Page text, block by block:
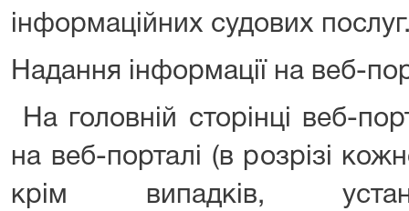
інформаційних судових
Надання інформації на веб-
На головній сторінці веб-
на веб-порталі (в розрізі
крім випадків,